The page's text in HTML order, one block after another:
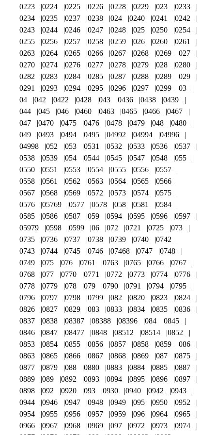
0223 0224 0225 0226 0228 0229 023
0233
0234
0235 0237 0238 024 0240 0241
0242
0243
0244 0246 0247 0248 025 0250
0254
0255
0256 0257 0258 0259 026 0260
0261
0263
0264 0265 0266 0267 0268 0269
027
0270
0274 0276 0277 0278 0279 028
0280
0282
0283 0284 0285 0287 0288 0289
029
0291
0293 0294 0295 0296 0297 0299
03
04
042 0422 0428 043 0436 0438
0439
044
045 046 0460 0463 0465 0466
0467
047
0470 0475 0476 0478 0479 048
0480
049
0493 0494 0495 04992 04994
04996
04998
052 053 0531 0532 0533 0536
0537
0538
0539 054 0544 0545 0547 0548
055
0550
0551 0553 0554 0555 0556
0557
0558
0561 0562 0563 0564 0565
0566
0567
0568 0569 0572 0573 0574
0575
0576
05769 0577 0578 058 0581
0584
0585
0586 0587 059 0594 0595 0596
0597
05979
0598 0599 06 072 0721 0725
073
0735
0736 0737 0738 0739 0740
0742
0743
0744 0745 0746 07468 0747
0748
0749
075 076 0761 0763 0765 0766
0767
0768
077 0770 0771 0772 0773 0774
0776
0778
0779 078 079 0790 0791 0794
0795
0796
0797 0798 0799 082 0820 0823
0824
0826
0827 0829 083 0833 0834 0835
0836
0837
0838 08387 08388 08396 084
0845
0846
0847 08477 0848 08512 08514
0852
0853
0854 0855 0856 0857 0858 0859
086
0863
0865 0866 0867 0868 0869 087
0875
0877
0879 088 0880 0883 0884 0885
0887
0889
089 0892 0893 0894 0895 0896
0897
0898
092 0920 093 0930 0940 0942
0943
0944
0946 0947 0948 0949 095 0950
0952
0954
0955 0956 0957 0959 096 0964
0965
0966
0967 0968 0969 097 0972 0973
0974